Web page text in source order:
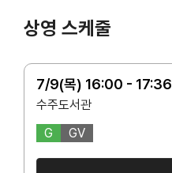
상영 스케줄
7/9(목) 16:00 - 17:36
수주도서관
G
GV